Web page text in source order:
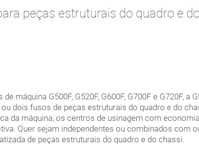
peças estruturais do quadro e
de máquina G500F, G520F, G600F, G700F e G720F,
dois fusos de peças estruturais do quadro e do
da máquina, os centros de usinagem com
Quer sejam independentes ou combinados com
de peças estruturais do quadro e do chassi.